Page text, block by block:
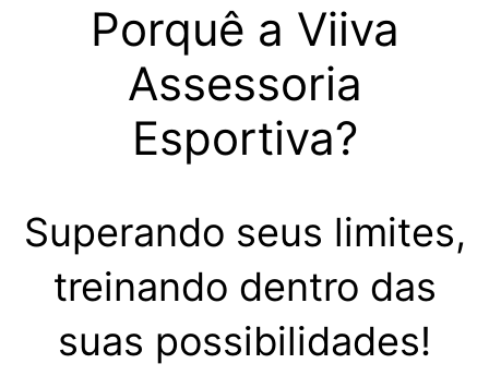
Porquê a Viiva
Assessoria
Esportiva?
Superando seus limites,
treinando dentro das
suas possibilidades!